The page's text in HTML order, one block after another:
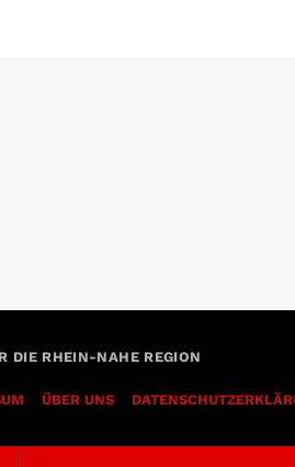
DIE RHEIN-NAHE REGION
ÜBER UNS